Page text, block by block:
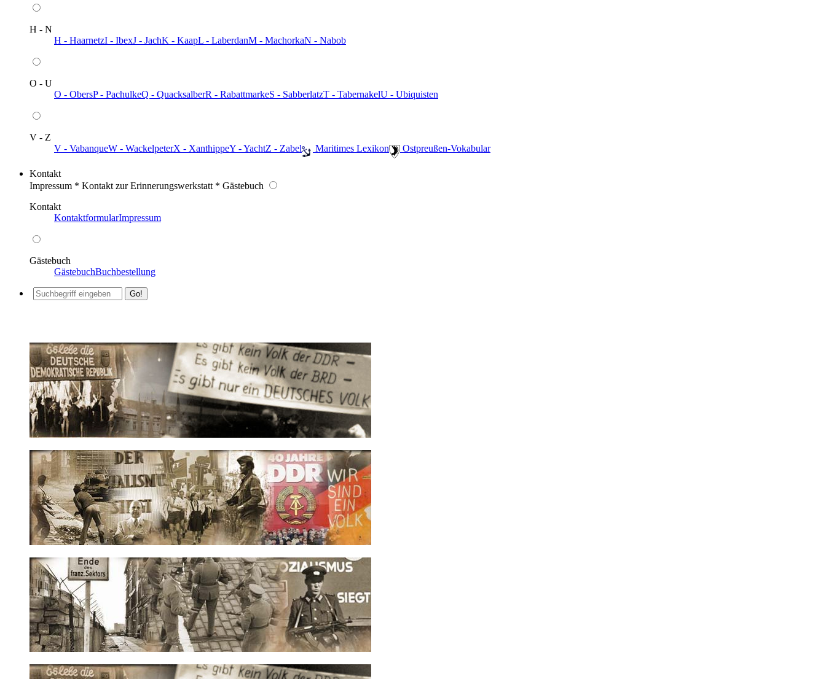
H - N
H - HaarnetzI - IbexJ - JachK - KaapL - LaberdanM - MachorkaN - Nabob
O - U
O - ObersP - PachulkeQ - QuacksalberR - RabattmarkeS - SabberlatzT - TabernakelU - Ubiquisten
V - Z
V - VabanqueW - WackelpeterX - XanthippeY - YachtZ - Zabel ️ Maritimes Lexikon ️ Ostpreußen-Vokabular
Kontakt
Impressum * Kontakt zur Erinnerungswerkstatt * Gästebuch
Kontakt
KontaktformularImpressum
Gästebuch
GästebuchBuchbestellung